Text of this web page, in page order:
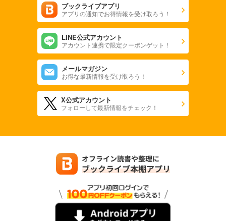
ブックライブアプリ
アプリの通知でお得情報を受け取ろう！
LINE公式アカウント
アカウント連携で限定クーポンゲット！
メールマガジン
お得な最新情報を受け取ろう！
X公式アカウント
フォローして最新情報をチェック！